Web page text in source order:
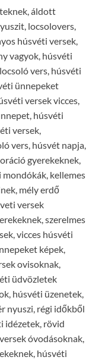
áldott
locsolovers,
húsvéti versek,
vagyok, húsvéti
vers, húsvéti
ünnepeket
versek vicces,
húsvéti
versek,
vers, húsvét napja,
gyerekeknek,
kellemes
mély erdő
versek
szerelmes
vicces húsvéti
képek,
ovisoknak,
üdvözletek
húsvéti üzenetek,
nyuszi, régi időkből
idézetek, rövid
óvodásoknak,
húsvéti